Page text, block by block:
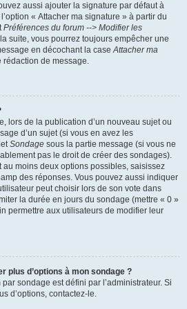
aussi ajouter la signature par défaut à
« Attacher ma signature » à partir du
Préférences du forum --> Modifier les
suite, vous pourrez toujours empêcher une
en décochant la caseAttacher ma
rédaction de message.
lors de la publication d’un nouveau sujet ou
d’un sujet (si vous en avez les
Sondage sous la partie message (si vous ne
pas le droit de créer des sondages).
moins deux options possibles, saisissez
des réponses. Vous pouvez aussi indiquer
peut choisir lors de son vote dans
la durée en jours du sondage (mettre « 0 »
permettre aux utilisateurs de modifier leur
plus d’options à mon sondage ?
sondage est défini par l’administrateur. Si
d’options, contactez-le.